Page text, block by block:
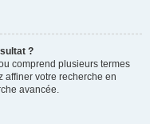
?
comprend plusieurs termes
affiner votre recherche en
avancée.